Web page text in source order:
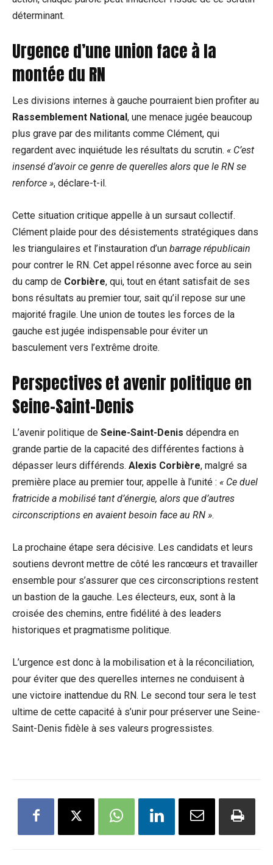
déterminant.
Urgence d’une union face ⁣à la
montée du RN
Les divisions internes à gauche pourraient bien profiter au
Rassemblement National, une menace jugée beaucoup
plus grave⁢ par des militants comme ⁤Clément, qui
regardent avec inquiétude les résultats du scrutin. « C’est
insensé d’avoir ce genre de querelles alors⁤ que le RN se
renforce »,​ déclare-t-il.
Cette situation critique appelle à un sursaut collectif.
Clément plaide pour des désistements stratégiques dans
les triangulaires et‌ l’instauration d’un barrage républicain
pour contrer le RN. Cet appel résonne avec force au sein
du camp de Corbière,​ qui, tout en ‌étant satisfait de ses‌
bons résultats au premier tour,⁤ sait qu’il repose sur une
majorité ⁣fragile. Une union de toutes les forces⁣ de la
gauche est jugée indispensable pour éviter un
basculement vers l’extrême droite.
Perspectives⁢ et avenir politique en
Seine-Saint-Denis
L’avenir⁤ politique de Seine-Saint-Denis dépendra en
grande partie de la capacité des différentes factions à
dépasser leurs différends. Alexis Corbière, malgré sa
première place au premier tour, appelle à l’unité : « Ce duel
fratricide a mobilisé⁣ tant d’énergie, alors ⁢que d’autres⁤
circonscriptions en avaient besoin face au RN ».
La prochaine étape sera décisive. Les candidats et ⁣leurs
soutiens devront mettre de côté ⁢les rancœurs et travailler
ensemble pour s’assurer que ces circonscriptions restent
un bastion de ​la gauche. Les électeurs, eux, sont à la
croisée des chemins, entre fidélité à des leaders
historiques et pragmatisme politique.
L’urgence est donc à la mobilisation⁣ et‍ à la⁢ réconciliation,
pour⁢ éviter que des querelles internes ne conduisent à
une victoire inattendue du ​RN. Le second tour sera⁢ le test
ultime de cette capacité à s’unir⁣ pour ⁤préserver une Seine-
Saint-Denis fidèle à ses valeurs progressistes.